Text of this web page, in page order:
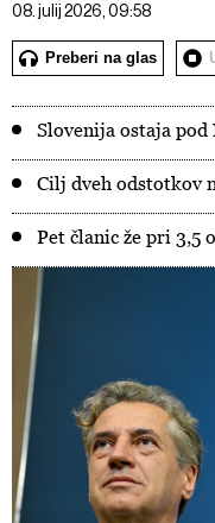
08. julij 2026, 09:58
Preberi na glas
Slovenija ostaja
Cilj dveh odstotkov
Pet članic že pri 3,5